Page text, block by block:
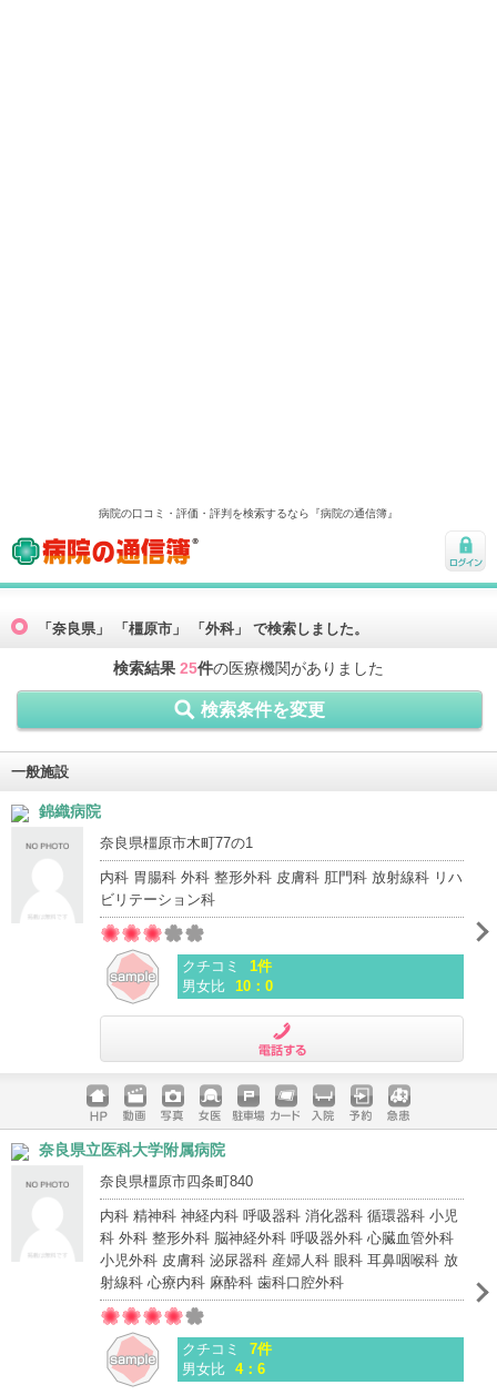
病院の口コミ・評価・評判を検索するなら『病院の通信簿』
病院の通信簿
ログ
「奈良県」 「橿原市」 「外科」 で検索しました。
検索結果 25件の医療機関がありました
検索条件を変更
一般施設
錦織病院
奈良県橿原市木町77の1
内科 胃腸科 外科 整形外科 皮膚科 肛門科 放射線科 リハ
ビリテーション科
クチコミ
1件
男女比 10：0
ホームペ
ージ
動画 写真 女医 駐車場
クレジッ
入院 予約 急患
奈良県立医科大学附属病院
奈良県橿原市四条町840
内科 精神科 神経内科 呼吸器科 消化器科 循環器科 小児
科 外科 整形外科 脳神経外科 呼吸器外科 心臓血管外科
小児外科 皮膚科 泌尿器科 産婦人科 眼科 耳鼻咽喉科 放
射線科 心療内科 麻酔科 歯科口腔外科
クチコミ
7件
男女比 4：6